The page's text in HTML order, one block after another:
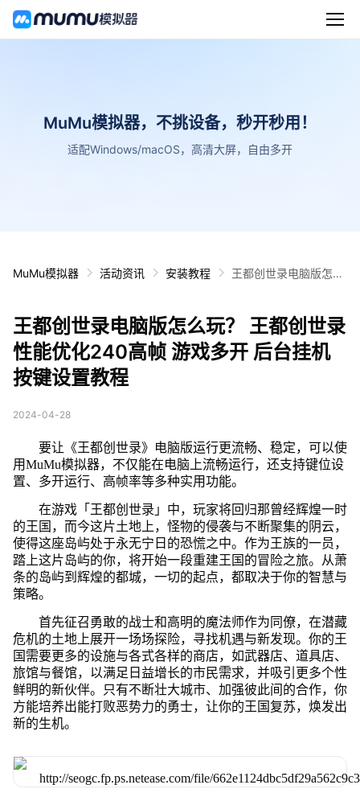
MuMu模拟器，不挑设备，秒开秒用！
适配Windows/macOS，高清大屏，自由多开
MuMu模拟器 活动资讯 安装教程
王都创世录电脑版怎么
后台挂机 按键设置教程
王都创世录电脑版怎么玩？ 王都创世录
性能优化240高帧 游戏多开 后台挂机
按键设置教程
2024-04-28
要让《王都创世录》电脑版运行更流畅、稳定，可以使
用MuMu模拟器，不仅能在电脑上流畅运行，还支持键位设
置、多开运行、高帧率等多种实用功能。
在游戏「王都创世录」中，玩家将回归那曾经辉煌一时
的王国，而今这片土地上，怪物的侵袭与不断聚集的阴云，
使得这座岛屿处于永无宁日的恐慌之中。作为王族的一员，
踏上这片岛屿的你，将开始一段重建王国的冒险之旅。从萧
条的岛屿到辉煌的都城，一切的起点，都取决于你的智慧与
策略。
首先征召勇敢的战士和高明的魔法师作为同僚，在潜藏
危机的土地上展开一场场探险，寻找机遇与新发现。你的王
国需要更多的设施与各式各样的商店，如武器店、道具店、
旅馆与餐馆，以满足日益增长的市民需求，并吸引更多个性
鲜明的新伙伴。只有不断壮大城市、加强彼此间的合作，你
方能培养出能打败恶势力的勇士，让你的王国复苏，焕发出
新的生机。